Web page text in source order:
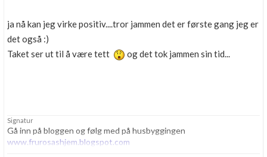
ja nå kan jeg virke positiv....tror jammen det er første gang jeg er
det også :)
Taket ser ut til å være tett
og det tok jammen sin tid...
Signatur
Gå inn på bloggen og følg med på husbyggingen
www.frurosashjem.blogspot.com